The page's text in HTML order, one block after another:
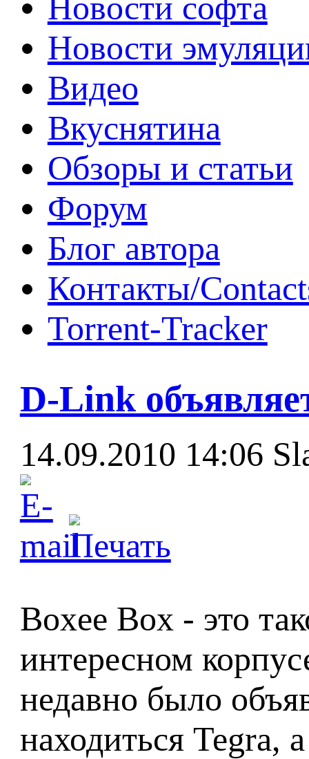
Новости
Видео
Вкуснятина
Обзоры и статьи
Форум
Блог автора
Контакты/
Torrent-Tracker
D-Link
14.09.2010 14:06
Boxee Box - это
интересном
недавно было
находиться Tegra,